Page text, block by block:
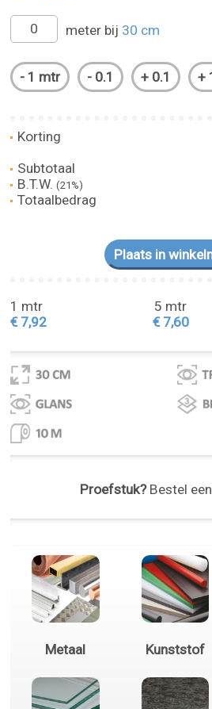
meter bij 30 cm
Korting
Subtotaal
B.T.W.(21%)
Totaalbedrag
1 mtr
€ 7,92
5 mtr
€ 7,60
Proefstuk?Bestel een
Metaal Kunststof